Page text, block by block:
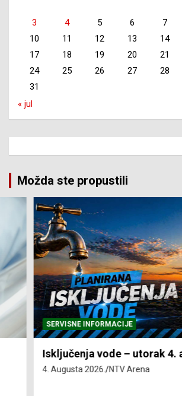
3
4 5 6 7
10
11 12 13 14
17
18 19 20 21
24
25 26 27 28
31
« jul
Možda ste propustili
SERVISNE INFORMACIJE
Isključenja vode – utorak 4.
4. Augusta 2026. NTV Arena